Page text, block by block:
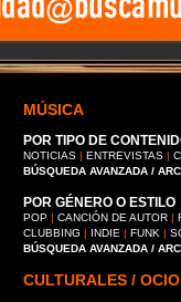
MÚSICA
POR TIPO DE
NOTICIAS | ENTREVISTAS |
BÚSQUEDA AVANZADA /
POR GÉNERO O ESTILO
POP | CANCIÓN DE AUTOR |
CLUBBING | INDIE | FUNK |
BÚSQUEDA AVANZADA /
CULTURALES / OCIO